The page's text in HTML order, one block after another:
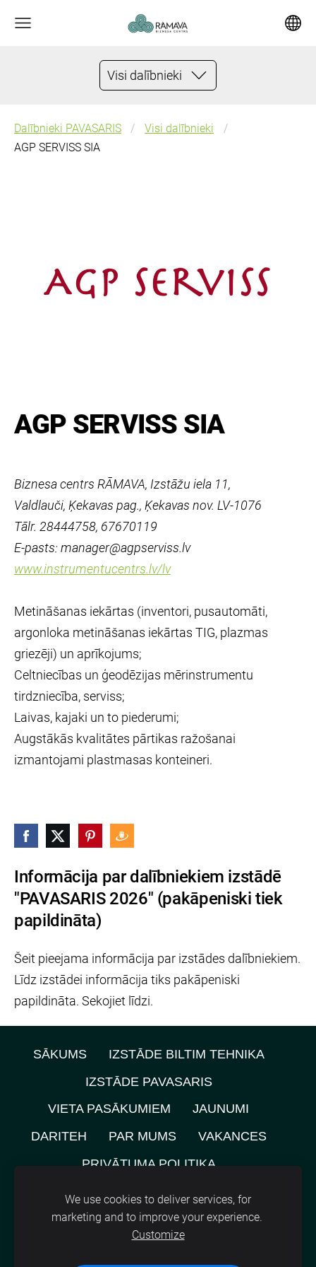
Visi dalībnieki
Informācija par dalībniekiem izstādē
"PAVASARIS 2026" (pakāpeniski tiek
papildināta)
Šeit pieejama informācija par izstādes dalībniekiem.
Līdz izstādei informācija tiks pakāpeniski
papildināta. Sekojiet līdzi.
Dalībnieki PAVASARIS
Visi dalībnieki
AGP SERVISS SIA
AGP SERVISS SIA
Biznesa centrs RĀMAVA, Izstāžu iela 11,
Valdlauči, Ķekavas pag., Ķekavas nov. LV-1076
Tālr. 28444758, 67670119
E-pasts: manager@agpserviss.lv
www.instrumentucentrs.lv/lv
Metināšanas iekārtas (inventori, pusautomāti,
argonloka metināšanas iekārtas TIG, plazmas
griezēji) un aprīkojums;
Celtniecības un ģeodēzijas mērinstrumentu
tirdzniecība, serviss;
Laivas, kajaki un to piederumi;
Augstākās kvalitātes pārtikas ražošanai
izmantojami plastmasas konteineri.
SĀKUMS
IZSTĀDE BILTIM TEHNIKA
IZSTĀDE PAVASARIS
VIETA PASĀKUMIEM
JAUNUMI
DARITEH
PAR MUMS
VAKANCES
PRIVĀTUMA POLITIKA
NOMNIEKU KARTE
KONTAKTI
SĪKDATNES
©2021, SIA A.M.L.
We use cookies to deliver services, for
marketing and to improve your experience.
Customize